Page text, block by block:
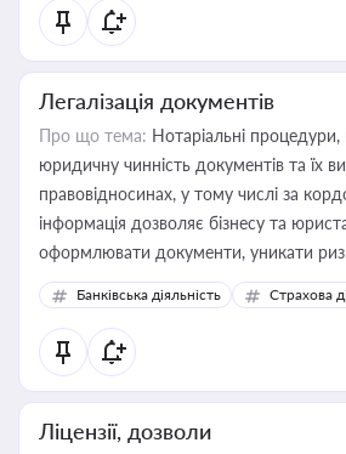
статусу суб'єктів оціночної діяльності
Легалізація документів
Про що тема: Нотаріальні
юридичну чинність документів та їх
правовідносинах, у тому числі за
інформація дозволяє бізнесу та
оформлювати документи, уникати
забезпечувати їх належне прийняття
контрагентами
Банківська діяльність Страхова
Ліцензії, дозволи